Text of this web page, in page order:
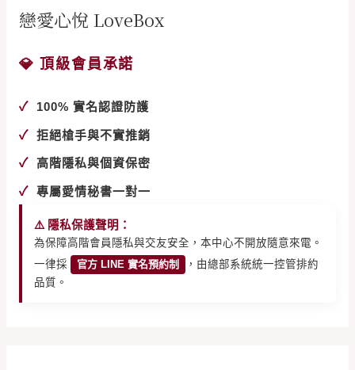
戀愛心悅 LoveBox
💎 頂級會員承諾
✓ 100% 實名認證防護
✓ 拒絕槍手與不實推銷
✓ 高階隱私與個資保密
✓ 專屬愛情秘書一對一
⚠️ 隱私保護聲明：
為保障高階會員隱私與交友安全，本中心不開放隨意來電。
一律採
官方 LINE 實名預約制
，由總部系統統一控管排約
品質。